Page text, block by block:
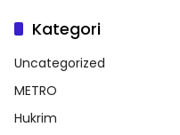
Kategori
Uncategorized
METRO
Hukrim